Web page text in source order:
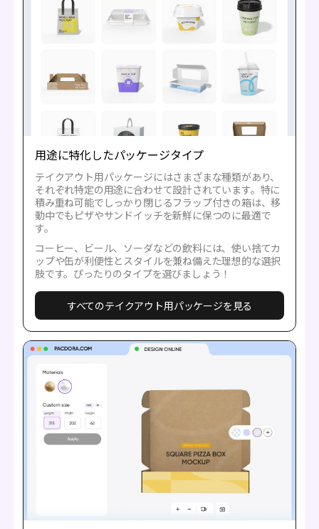
用途に特化したパッケージタイプ
テイクアウト用パッケージにはさまざまな種類があり、
それぞれ特定の用途に合わせて設計されています。特に
積み重ね可能でしっかり閉じるフラップ付きの箱は、移
動中でもピザやサンドイッチを新鮮に保つのに最適で
す。
コーヒー、ビール、ソーダなどの飲料には、使い捨てカ
ップや缶が利便性とスタイルを兼ね備えた理想的な選択
肢です。ぴったりのタイプを選びましょう！
すべてのテイクアウト用パッケージを見る